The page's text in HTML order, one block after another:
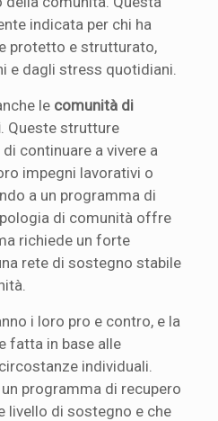
indicata per chi ha
protetto e strutturato,
e dagli stress quotidiani.
le comunità di
. Queste strutture
continuare a vivere a
impegni lavorativi o
a un programma di
di comunità offre
richiede un forte
rete di sostegno stabile
i loro pro e contro, e la
fatta in base alle
individuali.
programma di recupero
livello di sostegno e che